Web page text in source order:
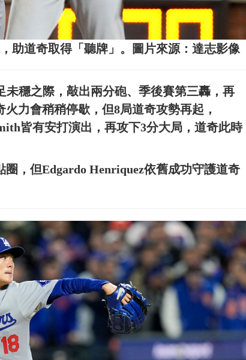
助道奇取得「聽牌」。圖片來源：達志影像
穩之際，敲出兩分砲、季後賽第三轟，再
力會稍稍停歇，但8局道奇攻勢再起，
皆有安打演出，再攻下3分大局，道奇此時
，但Edgardo Henriquez依舊成功守護道奇